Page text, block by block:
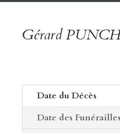
Gérard
Date du Décès
Date des Funérailles